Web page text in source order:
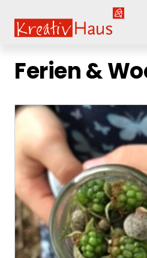
springe zum Hauptinhalt
Ferien &